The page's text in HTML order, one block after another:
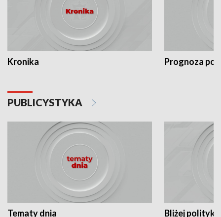
Kronika Prognoza
PUBLICYSTYKA
Tematy dnia Bliżej polityki